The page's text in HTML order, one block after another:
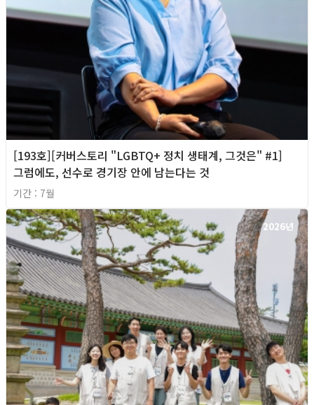
[193호][커버스토리 "LGBTQ+ 정치 생태계, 그것은" #1]
그럼에도, 선수로 경기장 안에 남는다는 것
기간 : 7월
2026년